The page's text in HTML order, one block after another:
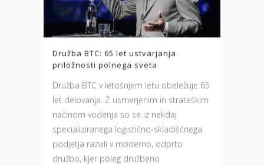
Družba BTC: 65 let ustvarjanja
priložnosti polnega sveta
Družba BTC v letošnjem letu obeležuje 65
let delovanja. Z usmerjenim in strateškim
načinom vodenja so se iz nekdaj
specializiranega logistično-skladiščnega
podjetja razvili v moderno, odprto
družbo, kjer poleg družbeno